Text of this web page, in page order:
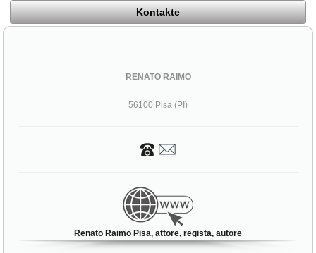
Kontakte
RENATO RAIMO
56100 Pisa (PI)
Renato Raimo Pisa, attore, regista, autore